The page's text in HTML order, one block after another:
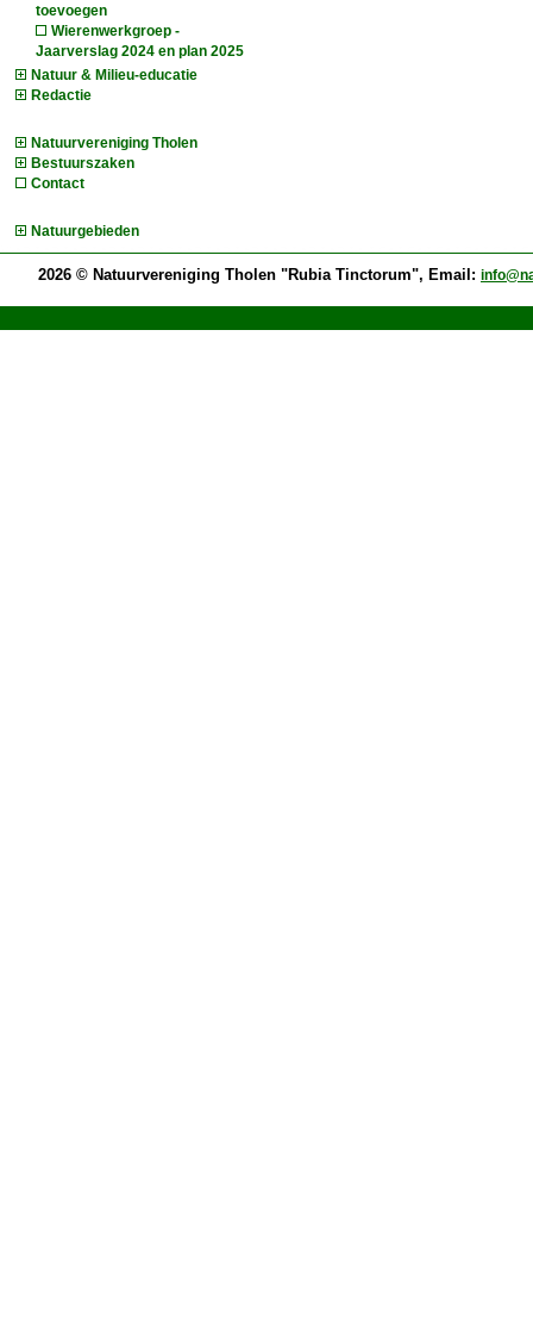
toevoegen
Wierenwerkgroep -
Jaarverslag 2024 en plan 2025
Natuur & Milieu-educatie
Redactie
Natuurvereniging Tholen
Bestuurszaken
Contact
Natuurgebieden
2026 © Natuurvereniging Tholen "Rubia Tinctorum", Email: